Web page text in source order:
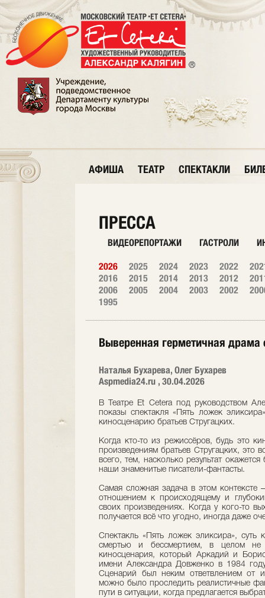
АФИША ТЕАТР СПЕКТАКЛИ
ПРЕССА
ВИДЕОРЕПОРТАЖИ ГАСТРОЛИ
2026 2025 2024 2023 2022
2016
2015 2014 2013 2012
2006
2005 2004 2003 2002
1995
Выверенная герметичная
Наталья Бухарева, Олег Бухарев
Аspmedia24.ru , 30.04.2026
В Театре Et Cetera под руководством
показы спектакля «Пять ложек
киносценарию братьев Стругацких.
Когда кто-то из режиссёров, будь это
произведениям братьев Стругацких,
всего, тем, насколько результат
наши знаменитые писатели-фантасты.
Самая сложная задача в этом
отношением к происходящему и
своих произведениях. Когда у кого-то
получается всё что угодно, иногда даже
Спектакль «Пять ложек эликсира», суть
смертью и бессмертием, в целом
киносценария, который Аркадий и
имени Александра Довженко в 1984
Сценарий был неким ответвлением от
можно было проследить реалистичные
пути в ситуации, когда предлагается